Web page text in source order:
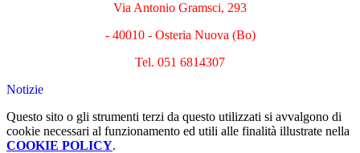
Via Antonio Gramsci, 293
- 40010 - Osteria Nuova (Bo)
Tel. 051 6814307
Notizie
Questo sito o gli strumenti terzi da questo utilizzati si avvalgono di
cookie necessari al funzionamento ed utili alle finalità illustrate nella
COOKIE POLICY.